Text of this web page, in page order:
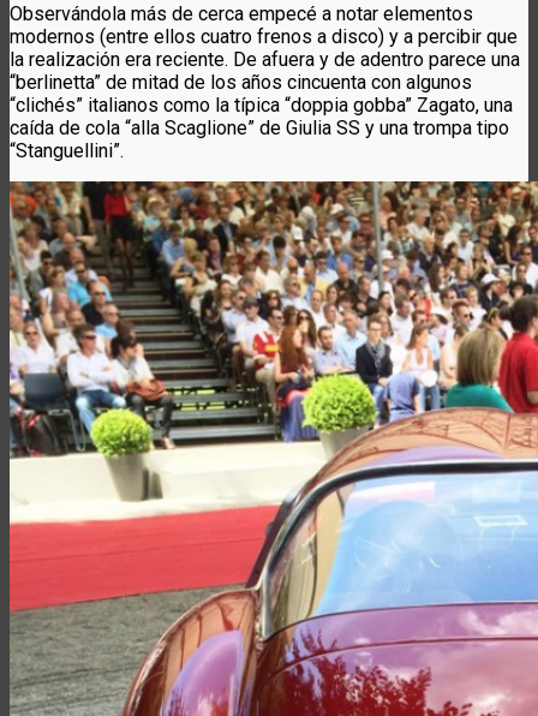
Observándola más de cerca empecé a notar elementos
modernos (entre ellos cuatro frenos a disco) y a percibir que
la realización era reciente. De afuera y de adentro parece una
“berlinetta” de mitad de los años cincuenta con algunos
“clichés” italianos como la típica “doppia gobba” Zagato, una
caída de cola “alla Scaglione” de Giulia SS y una trompa tipo
“Stanguellini”.